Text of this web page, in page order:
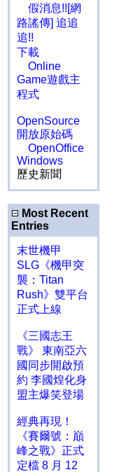
假消息!![網
路謠傳] 追追
追!!
下載
Online
Game遊戲主
程式
OpenSource
開放原始碼
OpenOffice
Windows
歷史新聞
Most Recent
Entries
末世機甲
SLG《機甲突
襲：Titan
Rush》雙平台
正式上線
《三國志王
戰》 東南亞六
國同步開啟預
約 李國煌化身
盟主爆笑登場
經典再現！
《賽爾號：巔
峰之戰》正式
定檔 8 月 12